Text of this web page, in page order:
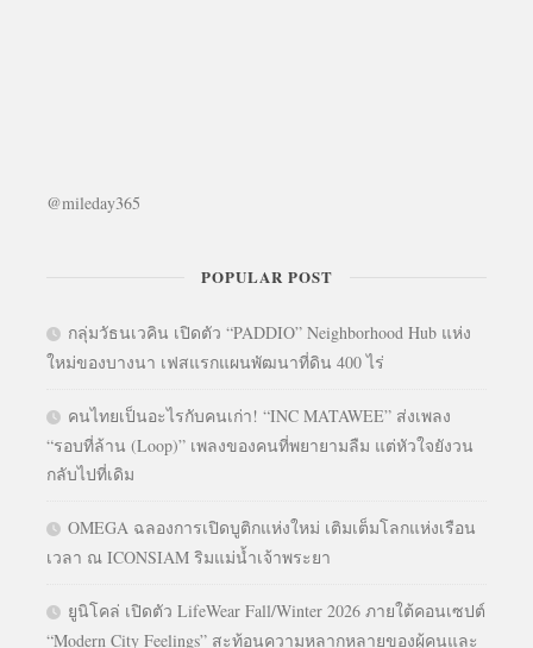
@mileday365
POPULAR POST
กลุ่มวัธนเวคิน เปิดตัว “PADDIO” Neighborhood Hub แห่ง
ใหม่ของบางนา เฟสแรกแผนพัฒนาที่ดิน 400 ไร่
คนไทยเป็นอะไรกับคนเก่า! “INC MATAWEE” ส่งเพลง
“รอบที่ล้าน (Loop)” เพลงของคนที่พยายามลืม แต่หัวใจยังวน
กลับไปที่เดิม
OMEGA ฉลองการเปิดบูติกแห่งใหม่ เติมเต็มโลกแห่งเรือน
เวลา ณ ICONSIAM ริมแม่น้ำเจ้าพระยา
ยูนิโคล่ เปิดตัว LifeWear Fall/Winter 2026 ภายใต้คอนเซปต์
“Modern City Feelings” สะท้อนความหลากหลายของผู้คนและ